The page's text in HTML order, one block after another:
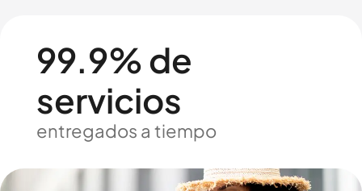
99.9% de
servicios
entregados a tiempo